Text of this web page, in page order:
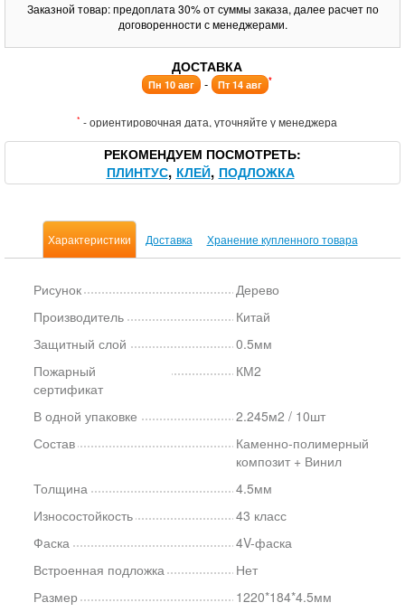
Заказной товар: предоплата 30% от суммы заказа, далее расчет по
договоренности с менеджерами.
ДОСТАВКА
Пн 10 авг - Пт 14 авг *
* - ориентировочная дата, уточняйте у менеджера
РЕКОМЕНДУЕМ ПОСМОТРЕТЬ
ПЛИНТУС КЛЕЙ ПОДЛОЖКА
Характеристики Доставка Хранение купленного товара
Рисунок
Дерево
Производитель
Китай
Защитный слой
0.5мм
Пожарный
сертификат
КМ2
В одной упаковке
2.245м2 / 10шт
Состав
Каменно-полимерный
композит + Винил
Толщина
4.5мм
Износостойкость
43 класс
Фаска
4V-фаска
Встроенная подложка
Нет
Размер
1220*184*4.5мм